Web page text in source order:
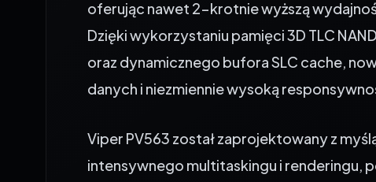
Dzięki wykorzystaniu pamięci 3D TLC
oraz dynamicznego bufora SLC cache,
danych i niezmiennie wysoką
intensywnego multitaskingu i renderingu,
potężne transfery danych. Mimo